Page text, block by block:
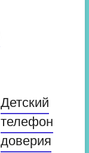
Детский
телефон
доверия